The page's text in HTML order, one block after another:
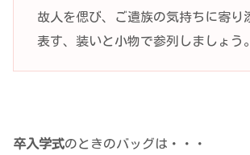
故人を偲び、ご遺族の気持ちに寄り
表す、装いと小物で参列しましょう。
卒入学式のときのバッグは・・・